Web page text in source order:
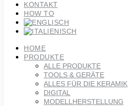
KONTAKT
HOW TO
HOME
PRODUKTE
ALLE PRODUKTE
TOOLS & GERÄTE
ALLES FÜR DIE KERAMIK
DIGITAL
MODELLHERSTELLUNG